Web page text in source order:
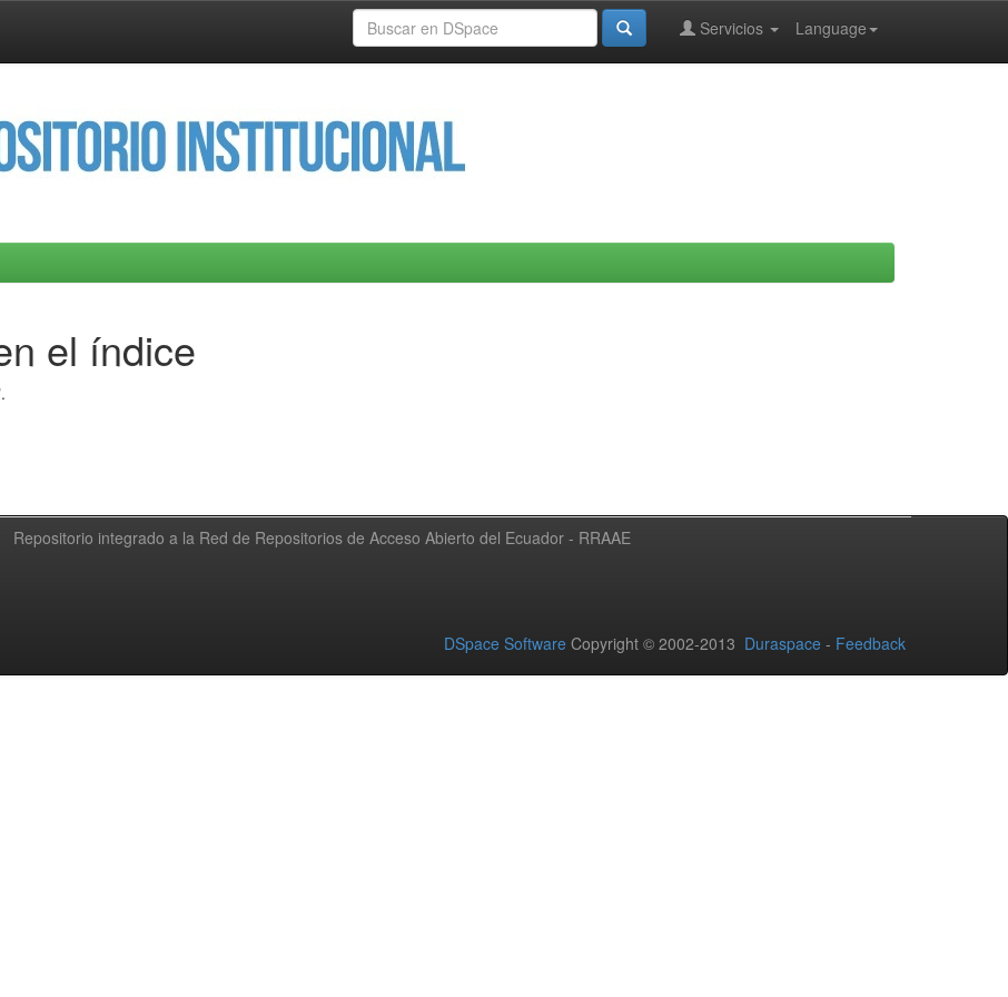
Language
Servicios
el índice
Repositorio integrado a la Red de Repositorios de Acceso Abierto del Ecuador - RRAAE
DSpace Software Copyright © 2002-2013 Duraspace - Feedback